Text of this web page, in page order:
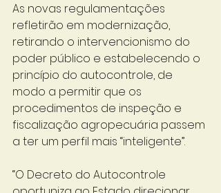
As novas regulamentações
refletirão em modernização,
retirando o intervencionismo do
poder público e estabelecendo o
princípio do autocontrole, de
modo a permitir que os
procedimentos de inspeção e
fiscalização agropecuária passem
a ter um perfil mais “inteligente”.
“O Decreto do Autocontrole